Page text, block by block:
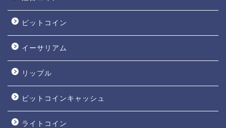
ビットコイン
イーサリアム
リップル
ビットコインキャッシュ
ライトコイン